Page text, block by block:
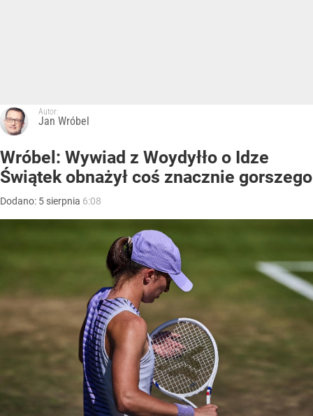
Autor:
Jan Wróbel
Wróbel: Wywiad z Woydyłło o Idze
Świątek obnażył coś znacznie gorszego
Dodano: 5 sierpnia 6:08